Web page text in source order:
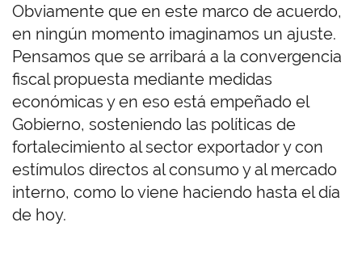
Obviamente que en este marco de acuerdo,
en ningún momento imaginamos un ajuste.
Pensamos que se arribará a la convergencia
fiscal propuesta mediante medidas
económicas y en eso está empeñado el
Gobierno, sosteniendo las políticas de
fortalecimiento al sector exportador y con
estímulos directos al consumo y al mercado
interno, como lo viene haciendo hasta el día
de hoy.